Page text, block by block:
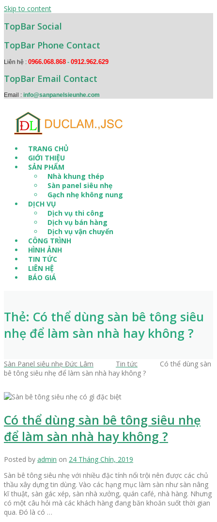
Skip to content
TopBar Social
TopBar Phone Contact
Liên hệ : 0966.068.868 - 0912.962.629
TopBar Email Contact
Email : info@sanpanelsieunhe.com
TRANG CHỦ
GIỚI THIỆU
SẢN PHẨM
Nhà khung thép
Sàn panel siêu nhẹ
Gạch nhẹ không nung
DỊCH VỤ
Dịch vụ thi công
Dịch vụ bán hàng
Dịch vụ vận chuyển
CÔNG TRÌNH
HÌNH ẢNH
TIN TỨC
LIÊN HỆ
BÁO GIÁ
Thẻ: Có thể dùng sàn bê tông siêu
nhẹ để làm sàn nhà hay không ?
Sàn Panel siêu nhẹ Đức Lâm Tin tức
Có thể dùng sàn
bê tông siêu nhẹ để làm sàn nhà hay không ?
Có thể dùng sàn bê tông siêu nhẹ
để làm sàn nhà hay không ?
Posted by admin on 24 Tháng Chín, 2019
Sàn bê tông siêu nhẹ với nhiều đặc tính nổi trội nên được các chủ
thầu xây dựng tin dùng. Vào các hạng mục làm sàn như sàn nâng
kĩ thuật, sàn gác xép, sàn nhà xưởng, quán café, nhà hàng. Nhưng
có một câu hỏi mà các khách hàng đang băn khoăn suốt thời gian
qua. Đó là có …